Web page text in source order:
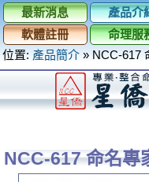
最新消息 產品介
軟體註冊
命理服
位置: 產品簡介 » NCC-617
NCC-617 命名專